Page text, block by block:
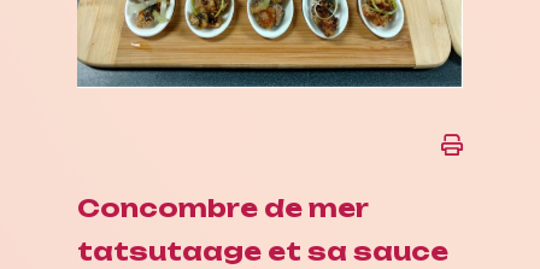
Concombre de mer
tatsutaage et sa sauce